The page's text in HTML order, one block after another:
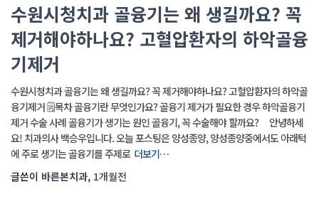
수원시청치과 골융기는 왜 생길까요? 꼭
제거해야하나요? 고혈압환자의 하악골융
기제거
수원시청치과 골융기는 왜 생길까요? 꼭 제거해야하나요? 고혈압환자의 하악골
융기제거 🗒️목차 골융기란 무엇인가요? 골융기 제거가 필요한 경우 하악골융기
제거 수술 사례 골융기가 생기는 원인 골융기, 꼭 수술해야 할까요? 안녕하세
요! 치과의사 백승우입니다. 오늘 포스팅은 양성종양, 양성종양중에서도 아래턱
에 주로 생기는 골융기를 주제로 더보기…
글쓴이 바른본치과, 1개월전